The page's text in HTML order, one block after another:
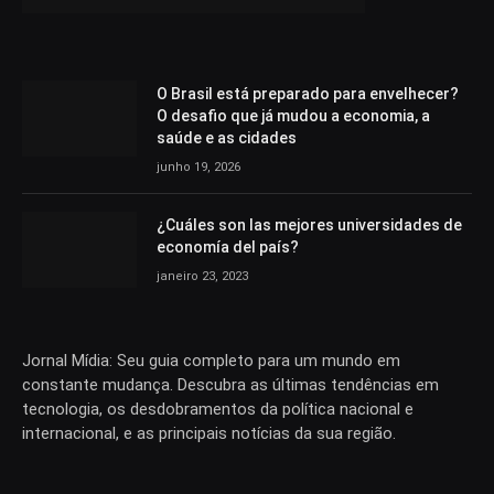
O Brasil está preparado para envelhecer?
O desafio que já mudou a economia, a
saúde e as cidades
junho 19, 2026
¿Cuáles son las mejores universidades de
economía del país?
janeiro 23, 2023
Jornal Mídia: Seu guia completo para um mundo em
constante mudança. Descubra as últimas tendências em
tecnologia, os desdobramentos da política nacional e
internacional, e as principais notícias da sua região.